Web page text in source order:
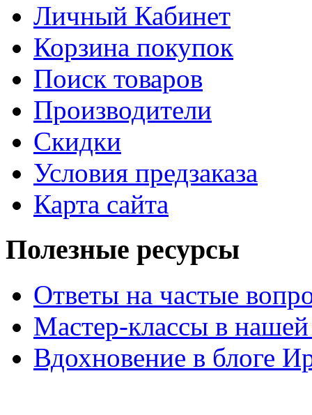
Личный Кабинет
Корзина покупок
Поиск товаров
Производители
Скидки
Условия предзаказа
Карта сайта
Полезные ресурсы
Ответы на частые
Мастер-классы в нашей
Вдохновение в блоге